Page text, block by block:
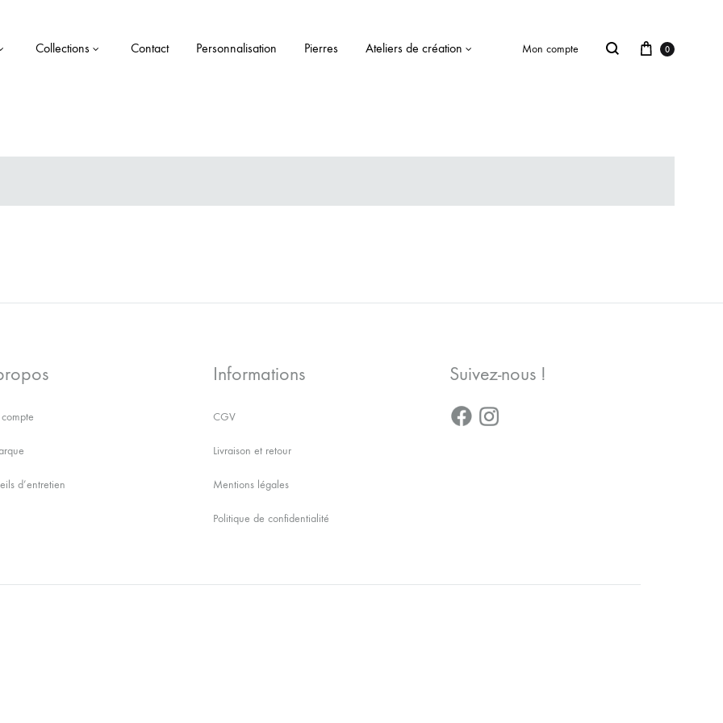
Collections Contact Personnalisation Pierres Ateliers de création Mon compte 0
d’entretien
Informations
CGV
Livraison et retour
Mentions légales
Politique de confidentialité
Suivez-nous !